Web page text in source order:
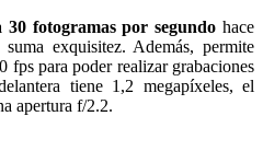
fotogramas por segundo hace
exquisitez. Además, permite
fps para poder realizar grabaciones
tiene 1,2 megapíxeles, el
apertura f/2.2.